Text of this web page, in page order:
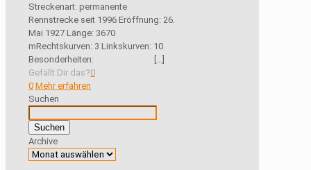
Streckenart: permanente
Rennstrecke seit 1996 Eröffnung: 26.
Mai 1927 Länge: 3670
mRechtskurven: 3 Linkskurven: 10
Besonderheiten:
[…]
Gefällt Dir das?0
0 Mehr erfahren
Suchen
Suchen
Archive